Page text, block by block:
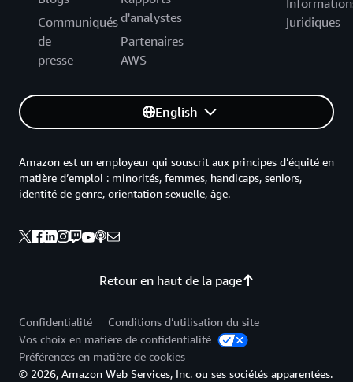
Communiqués
de
presse
d'analystes
Partenaires
AWS
juridiques
English
Retour en haut de la page
Amazon est un employeur qui souscrit aux principes d’équité en
matière d’emploi : minorités, femmes, handicaps, seniors,
identité de genre, orientation sexuelle, âge.
Confidentialité
Conditions d’utilisation du site
Vos choix en matière de confidentialité
Préférences en matière de cookies
© 2026, Amazon Web Services, Inc. ou ses sociétés apparentées.